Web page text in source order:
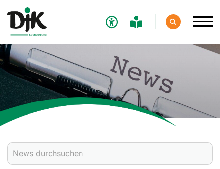
Verband
Aktuelles
Verbands-News
Termine